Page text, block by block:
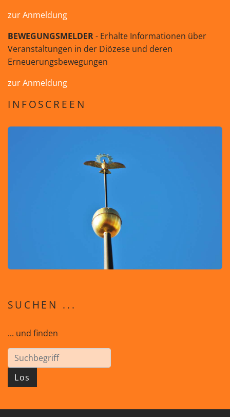
zur Anmeldung
BEWEGUNGSMELDER- Erhalte Informationen über
Veranstaltungen in der Diözese und deren
Erneuerungsbewegungen
zur Anmeldung
INFOSCREEN
SUCHEN ...
... und finden
Los